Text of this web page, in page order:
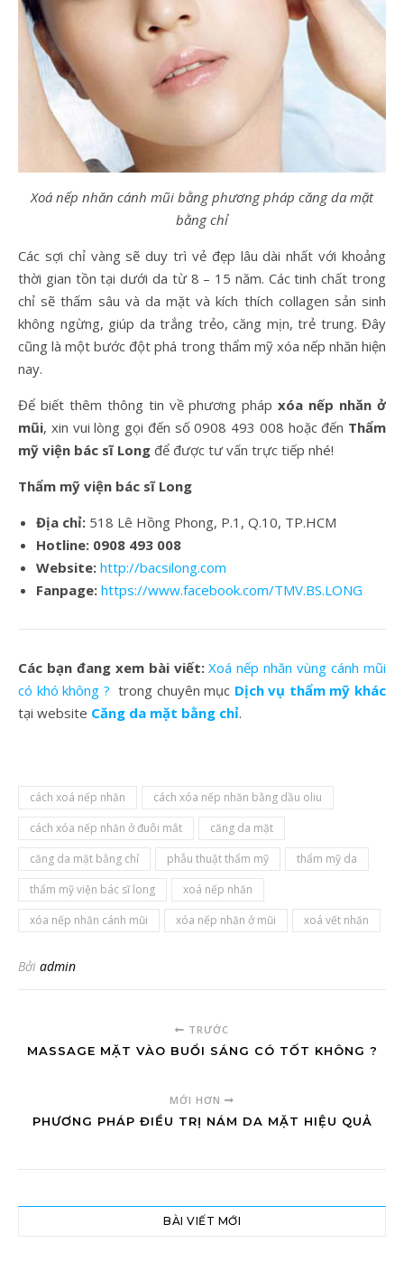
Xoá nếp nhăn cánh mũi bằng phương pháp căng da mặt
bằng chỉ
Các sợi chỉ vàng sẽ duy trì vẻ đẹp lâu dài nhất với khoảng
thời gian tồn tại dưới da từ 8 – 15 năm. Các tinh chất trong
chỉ sẽ thấm sâu và da mặt và kích thích collagen sản sinh
không ngừng, giúp da trắng trẻo, căng mịn, trẻ trung. Đây
cũng là một bước đột phá trong thẩm mỹ xóa nếp nhăn hiện
nay.
Để biết thêm thông tin về phương phápxóa nếp nhăn ở
mũi, xin vui lòng gọi đến số 0908 493 008 hoặc đến Thẩm
mỹ viện bác sĩ Long để được tư vấn trực tiếp nhé!
Thẩm mỹ viện bác sĩ Long
Địa chỉ: 518 Lê Hồng Phong, P.1, Q.10, TP.HCM
Hotline: 0908 493 008
Website: http://bacsilong.com
Fanpage: https://www.facebook.com/TMV.BS.LONG
Các bạn đang xem bài viết:Xoá nếp nhăn vùng cánh mũi
có khó không ? trong chuyên mục Dịch vụ thẩm mỹ khác
tại website Căng da mặt bằng chỉ.
cách xoá nếp nhăn
cách xóa nếp nhăn bằng dầu oliu
cách xóa nếp nhăn ở đuôi mắt
căng da mặt
căng da mặt bằng chỉ
phẫu thuật thẩm mỹ
thẩm mỹ da
thẩm mỹ viện bác sĩ long
xoá nếp nhăn
xóa nếp nhăn cánh mũi
xóa nếp nhăn ở mũi xoá vết nhăn
Bởi admin
TRƯỚC
MASSAGE MẶT VÀO BUỔI SÁNG CÓ TỐT KHÔNG ?
MỚI HƠN
PHƯƠNG PHÁP ĐIỀU TRỊ NÁM DA MẶT HIỆU QUẢ
BÀI VIẾT MỚI